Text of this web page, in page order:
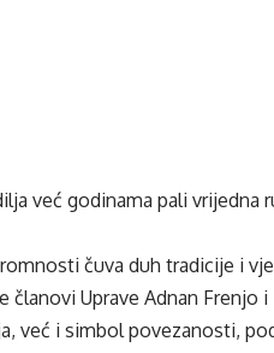
već godinama pali vrijedna
čuva duh tradicije i
Uprave Adnan Frenjo i
već i simbol povezanosti,